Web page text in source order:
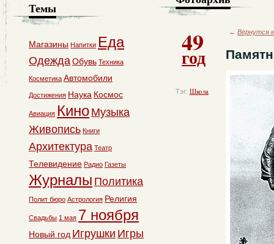
49
год
Тэг: Школа
← Вернутся
Темы
Магазины Напитки Еда
ОдеждаОбувь Техника
Косметика Автомобили
Достижения Наука Космос
Авиация Кино Музыка
Живопись Книги
Архитектура Театр
Телевидение Радио Газеты
Журналы Политика
Полит бюро Астрология Религия
Свадьбы 1 мая 7 ноября
Новый год Игрушки Игры